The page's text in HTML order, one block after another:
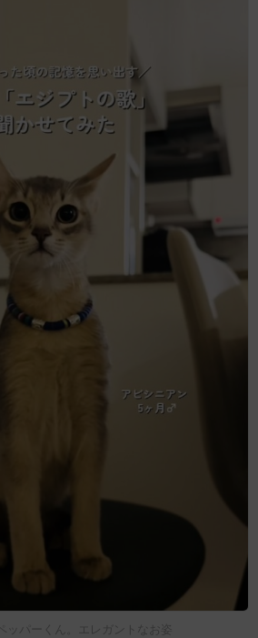
ッパーくん。エレガントなお姿